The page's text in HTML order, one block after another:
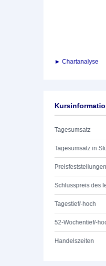
► Chartanalyse
Tagesumsatz
Tagesumsatz in
Preisfeststellungen
Schlusspreis des
Tagestief/-hoch
52-Wochentief/-
Handelszeiten